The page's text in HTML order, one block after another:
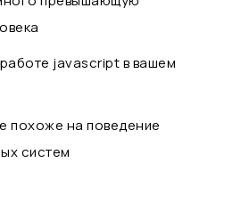
javascript в вашем
похоже на поведение
систем